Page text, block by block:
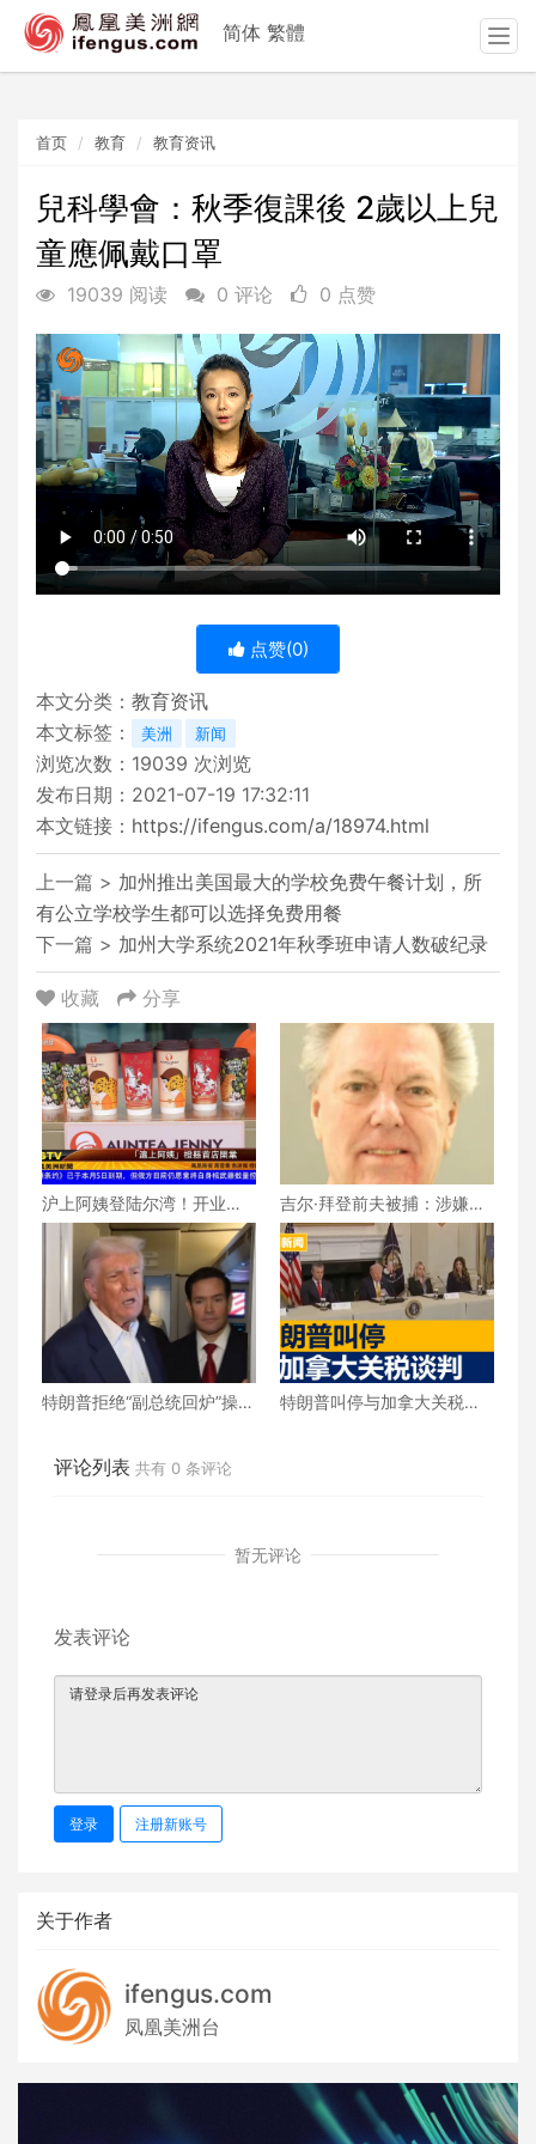
首页 教育 教育资讯
兒科學會：秋季復課後 2歲以上兒
童應佩戴口罩
19039 阅读 0 评论 0 点赞
点赞(0)
本文分类： 教育资讯
本文标签：
美洲 新闻
浏览次数： 19039 次浏览
发布日期：2021-07-19 17:32:11
本文链接： https://ifengus.com/a/18974.html
上一篇 > 加州推出美国最大的学校免费午餐计划，所
有公立学校学生都可以选择免费用餐
下一篇 > 加州大学系统2021年秋季班申请人数破纪录
收藏 分享
沪上阿姨登陆尔湾！开业首
日人气爆棚
吉尔·拜登前夫被捕：涉嫌杀
害现任妻子，案件细节逐步
浮出水面
特朗普拒绝“副总统回炉”操作
特朗普叫停与加拿大关税谈
评论列表 共有 0 条评论
暂无评论
发表评论
登录 注册新账号
关于作者
ifengus.com
凤凰美洲台
简体 繁體
T
o
n
a
a
t
i
n